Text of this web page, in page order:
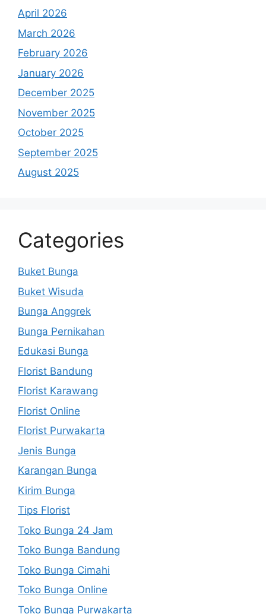
April 2026
March 2026
February 2026
January 2026
December 2025
November 2025
October 2025
September 2025
August 2025
Categories
Buket Bunga
Buket Wisuda
Bunga Anggrek
Bunga Pernikahan
Edukasi Bunga
Florist Bandung
Florist Karawang
Florist Online
Florist Purwakarta
Jenis Bunga
Karangan Bunga
Kirim Bunga
Tips Florist
Toko Bunga 24 Jam
Toko Bunga Bandung
Toko Bunga Cimahi
Toko Bunga Online
Toko Bunga Purwakarta